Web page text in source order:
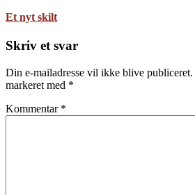
Et nyt skilt
Skriv et svar
Din e-mailadresse vil ikke blive publiceret.
markeret med *
Kommentar *